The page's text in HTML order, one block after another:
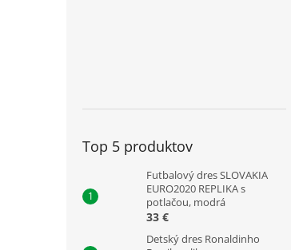
Top 5 produktov
Futbalový dres SLOVAKIA
EURO2020 REPLIKA s
potlačou, modrá
33 €
Detský dres Ronaldinho